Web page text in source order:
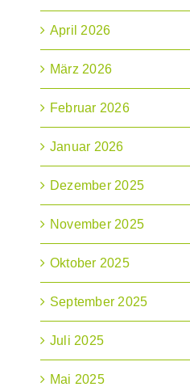
April 2026
März 2026
Februar 2026
Januar 2026
Dezember 2025
November 2025
Oktober 2025
September 2025
Juli 2025
Mai 2025